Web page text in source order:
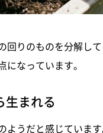
りのものを分解し
なっています。
生まれる
うだと感じています